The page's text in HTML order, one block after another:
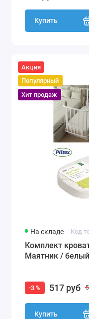
Купить
Акция
Популярный
Хит продаж
На складе Код
Комплект
Маятник /
-3 % 517 руб
Купить